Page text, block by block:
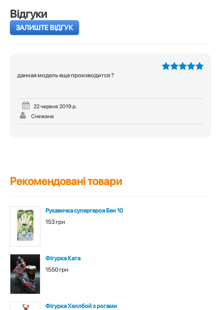
Відгуки
ЗАЛИШТЕ ВІДГУК
данная модель еще производится ?
22 червня 2019 р.
Снежана
Рекомендовані товари
Рукавичка супергероя Бен 10
153 грн
Фігурка Ката
1550 грн
Фігурка Хеллбой з рогами